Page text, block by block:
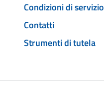
Condizioni di servizio
Contatti
Strumenti di tutela